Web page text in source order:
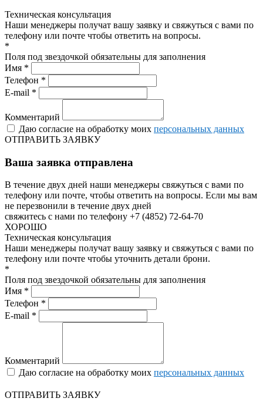
Техническая консультация
Наши менеджеры получат вашу заявку и свяжуться с вами по
телефону или почте чтобы ответить на вопросы.
*
Поля под звездочкой обязательны для заполнения
Имя *
Телефон *
E-mail *
Комментарий
Даю согласие на обработку моих персональных данных
ОТПРАВИТЬ ЗАЯВКУ
Ваша заявка отправлена
В течение двух дней наши менеджеры свяжуться с вами по
телефону или почте, чтобы ответить на вопросы. Если мы вам
не перезвонили в течение двух дней
свяжитесь с нами по телефону +7 (4852) 72-64-70
ХОРОШО
Техническая консультация
Наши менеджеры получат вашу заявку и свяжуться с вами по
телефону или почте чтобы уточнить детали брони.
*
Поля под звездочкой обязательны для заполнения
Имя *
Телефон *
E-mail *
Комментарий
Даю согласие на обработку моих персональных данных
ОТПРАВИТЬ ЗАЯВКУ